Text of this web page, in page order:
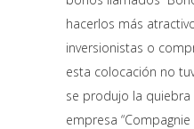
hacerlos más
inversionistas o
esta colocación no
se produjo la
empresa